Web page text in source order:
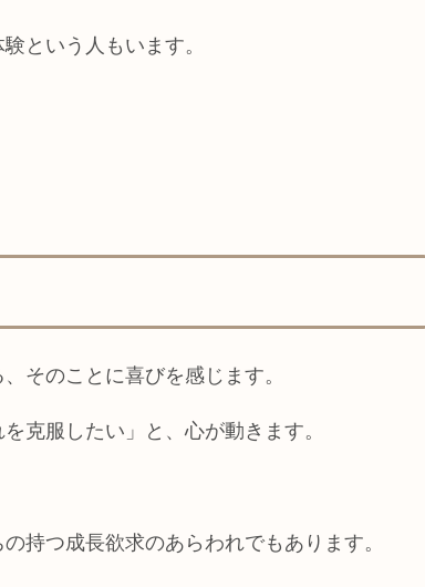
という人もいます。
そのことに喜びを感じます。
克服したい」と、心が動きます。
持つ成長欲求のあらわれでもあります。